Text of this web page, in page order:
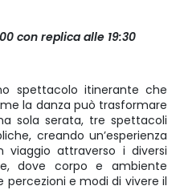
con replica alle 19:30
spettacolo itinerante che
la danza può trasformare
sola serata, tre spettacoli
creando un’esperienza
viaggio attraverso i diversi
dove corpo e ambiente
e modi di vivere il